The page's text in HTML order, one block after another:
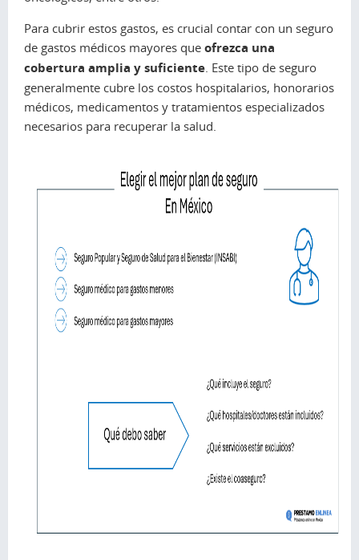
Para cubrir estos gastos, es crucial contar con un seguro
de gastos médicos mayores que ofrezca una
cobertura amplia y suficiente. Este tipo de seguro
generalmente cubre los costos hospitalarios, honorarios
médicos, medicamentos y tratamientos especializados
necesarios para recuperar la salud.